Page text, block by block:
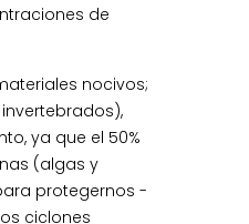
de
nocivos;
ya que el 50%
(algas y
protegernos -
ciclones